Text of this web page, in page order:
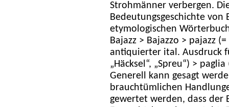
Strohmänner verbergen.
Bedeutungsgeschichte von
etymologischen
Bajazz > Bajazzo > pajazz
antiquierter ital. Ausdruck
„Häcksel“, „Spreu“) >
Generell kann gesagt
brauchtümlichen
gewertet werden, dass der